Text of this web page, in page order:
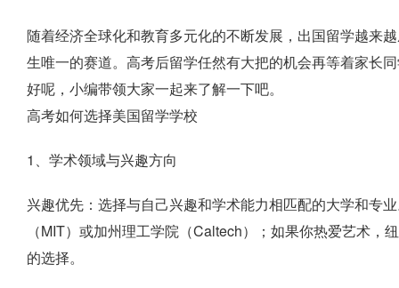
随着经济全球化和教育多元化的不断发展，出国留学越来
生唯一的赛道。高考后留学任然有大把的机会再等着家长
好呢，小编带领大家一起来了解一下吧。
高考如何选择美国留学学校
1、学术领域与兴趣方向
兴趣优先：选择与自己兴趣和学术能力相匹配的大学和专
（MIT）或加州理工学院（Caltech）；如果你热爱艺术
的选择。